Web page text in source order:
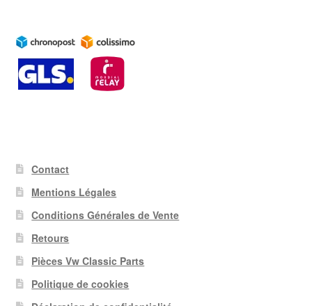
Contact
Mentions Légales
Conditions Générales de Vente
Retours
Pièces Vw Classic Parts
Politique de cookies